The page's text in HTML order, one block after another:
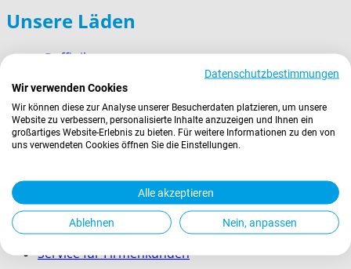
Unsere Läden
› Ruffinihaus
› Prien am Chiemsee
› Garmisch-Partenkirchen
› Berchtesgaden
Zahlung
Versand
Kontakt
Service für Firmenkunden
Datenschutzbestimmungen
Wir verwenden Cookies
Wir können diese zur Analyse unserer Besucherdaten platzieren, um unsere
Website zu verbessern, personalisierte Inhalte anzuzeigen und Ihnen ein
großartiges Website-Erlebnis zu bieten. Für weitere Informationen zu den von
uns verwendeten Cookies öffnen Sie die Einstellungen.
Alle akzeptieren
Ablehnen Nein, anpassen